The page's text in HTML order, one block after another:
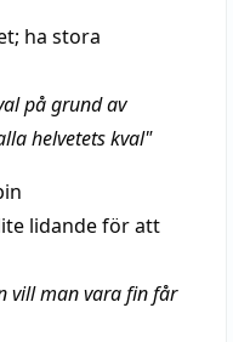
ha stora
på grund av
helvetets kval"
lidande för att
vill man vara fin får